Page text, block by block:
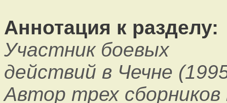
Аннотация к разделу:
Участник боевых
действий в Чечне
Автор трех сборников